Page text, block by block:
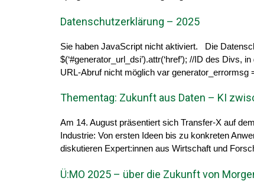
Datenschutzerklärung – 2025
Sie haben JavaScript nicht aktiviert. Die
$(‘#generator_url_dsi’).attr(‘href’); //ID des
URL-Abruf nicht möglich var generator_errormsg
Thementag: Zukunft aus Daten – KI
Am 14. August präsentiert sich Transfer-X auf
Industrie: Von ersten Ideen bis zu konkreten
diskutieren Expert:innen aus Wirtschaft und
Ü:MO 2025 – über die Zukunft von